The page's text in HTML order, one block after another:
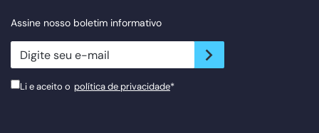
Assine nosso boletim informativo
newsletter.suscribe
Li e aceito o política de privacidade*